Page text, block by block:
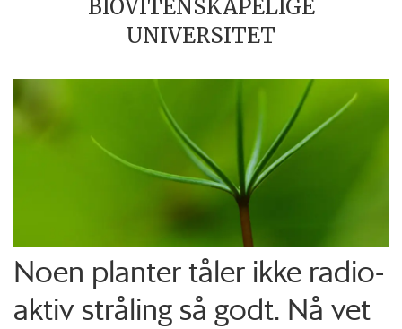
BIOVITENSKAPELIGE
UNIVERSITET
Noen planter tåler ikke radio­
aktiv stråling så godt. Nå vet